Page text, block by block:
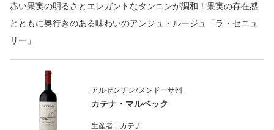
赤い果実の明るさとエレガントなタンニンが調和！果実の存在感
とともに奥行きのある味わいのアンジュ・ルージュ「ラ・セニュ
リー」
アルゼンチン/メンドーサ州
カテナ・マルベック
生産者:
カテナ